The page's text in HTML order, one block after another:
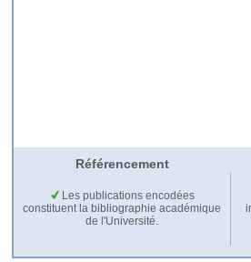
Référencement
Les publications encodées
constituent la bibliographie académique
de l'Université.